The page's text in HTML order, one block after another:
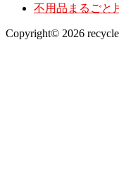
不用品まるごと
Copyright© 2026